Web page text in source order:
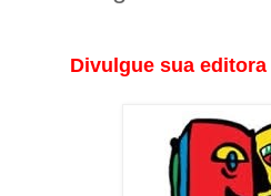
Divulgue sua